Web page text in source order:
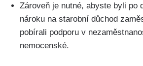
Zároveň je nutné, abyste byli po
nároku na starobní důchod
pobírali podporu v
nemocenské.